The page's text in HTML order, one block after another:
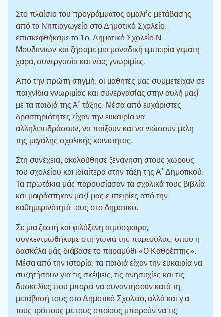
Στο πλαίσιο του προγράμματος ομαλής μετάβασης
από το Νηπιαγωγείο στο Δημοτικό Σχολείο,
επισκεφθήκαμε το 1ο Δημοτικό Σχολείο Ν.
Μουδανιών και ζήσαμε μια μοναδική εμπειρία γεμάτη
χαρά, συνεργασία και νέες γνωριμίες.
Από την πρώτη στιγμή, οι μαθητές μας συμμετείχαν σε
παιχνίδια γνωριμίας και συνεργασίας στην αυλή μαζί
με τα παιδιά της Α΄ τάξης. Μέσα από ευχάριστες
δραστηριότητες είχαν την ευκαιρία να
αλληλεπιδράσουν, να παίξουν και να νιώσουν μέλη
της μεγάλης σχολικής κοινότητας.
Στη συνέχεια, ακολούθησε ξενάγηση στους χώρους
του σχολείου και ιδιαίτερα στην τάξη της Α΄ Δημοτικού.
Τα πρωτάκια μάς παρουσίασαν τα σχολικά τους βιβλία
και μοιράστηκαν μαζί μας εμπειρίες από την
καθημερινότητά τους στο Δημοτικό.
Σε μια ζεστή και φιλόξενη ατμόσφαιρα,
συγκεντρωθήκαμε στη γωνιά της παρεούλας, όπου η
δασκάλα μάς διάβασε το παραμύθι «Ο Καθρέπτης».
Μέσα από την ιστορία, τα παιδιά είχαν την ευκαιρία να
συζητήσουν για τις σκέψεις, τις ανησυχίες και τις
δυσκολίες που μπορεί να συναντήσουν κατά τη
μετάβασή τους στο Δημοτικό Σχολείο, αλλά και για
τους τρόπους με τους οποίους μπορούν να τις